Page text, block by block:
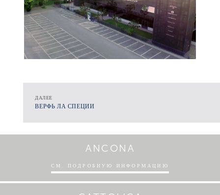
ДАЛЕЕ
ВЕРФЬ ЛА СПЕЦИИ
ANCONA
СМ. ПОДРОБНУЮ ИНФОРМАЦИЮ